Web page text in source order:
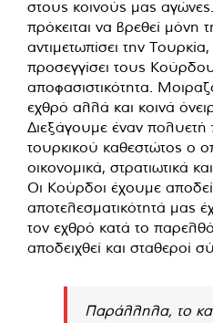
στους κοινούς μας
πρόκειται να βρεθεί μόνη
αντιμετωπίσει την
προσεγγίσει τους
αποφασιστικότητα.
εχθρό αλλά και κοινά
Διεξάγουμε έναν
τουρκικού καθεστώτος ο
οικονομικά, στρατιωτικά
Οι Κούρδοι έχουμε
αποτελεσματικότητά μας
τον εχθρό κατά το
αποδειχθεί και σταθεροί
Παράλληλα, το